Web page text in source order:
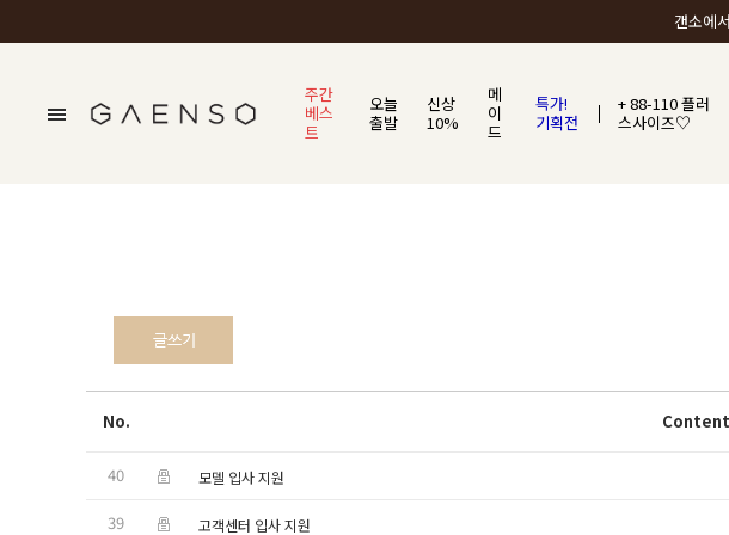
갠소에
주간
베스
트
오늘
출발
신상
10%
메
이
드
특가!
기획전
+ 88-110 플러
스사이즈♡
No. Content
40 모델 입사 지원
39 고객센터 입사 지원